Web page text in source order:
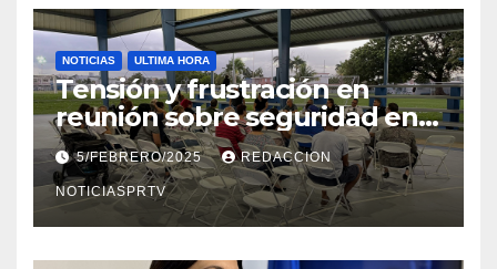
NOTICIAS ULTIMA HORA
Tensión y frustración en
reunión sobre seguridad en
Reparto Metropolitano
5/FEBRERO/2025 REDACCION
NOTICIASPRTV